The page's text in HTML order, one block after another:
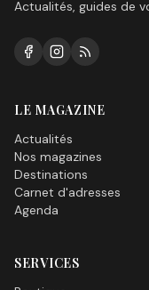
Actualités, guides de
LE MAGAZINE
Actualités
Nos magazines
Destinations
Carnet d'adresses
Agenda
SERVICES